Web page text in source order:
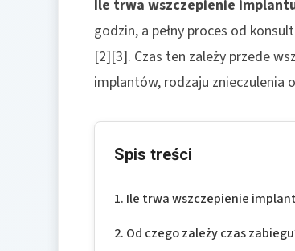
Ile trwa wszczepienie
godzin, a pełny proces od
[2][3]. Czas ten zależy przede
implantów, rodzaju znieczulenia
Spis treści
Ile trwa wszczepienie
Od czego zależy czas